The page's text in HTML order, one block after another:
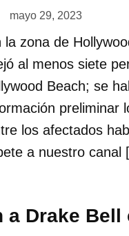
mayo 29, 2023
la zona de
al menos siete
Beach; se
preliminar
los afectados
a nuestro canal
a Drake